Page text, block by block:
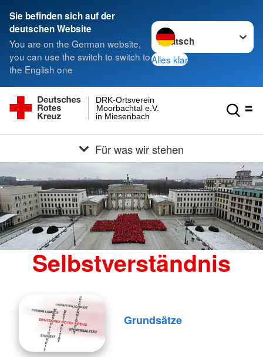
Sie befinden sich auf der
deutschen Website
You are on the German website,
you can use the switch to switch to
the English one
Sprache wechseln zu
Alles klar
in Miesenbach
Moorbachtal e.V.
DRK-Ortsverein
Für was wir stehen
Selbstverständnis
Grundsätze